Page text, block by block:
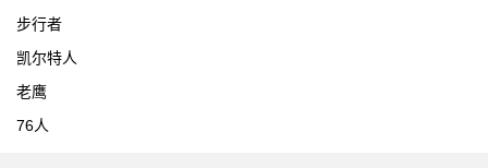
步行者
凯尔特人
老鹰
76人